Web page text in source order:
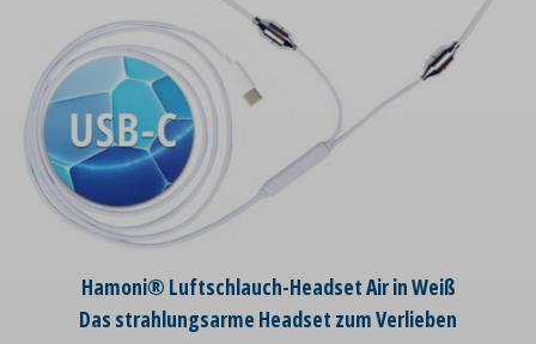
Hamoni® Luftschlauch-Headset Air in Weiß
Das strahlungsarme Headset zum Verlieben